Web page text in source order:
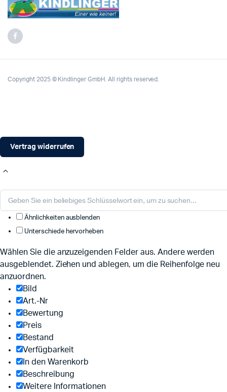
Copyright 2025 © Kindlinger GmbH. All rights reserved.
Vertrag widerrufen
Ähnlichkeiten ausblenden
Unterschiede hervorheben
Wählen Sie die anzuzeigenden Felder aus. Andere werden
ausgeblendet. Ziehen und ablegen, um die Reihenfolge neu
anzuordnen.
Bild
Art.-Nr
Bewertung
Preis
Bestand
Verfügbarkeit
In den Warenkorb
Beschreibung
Weitere Informationen